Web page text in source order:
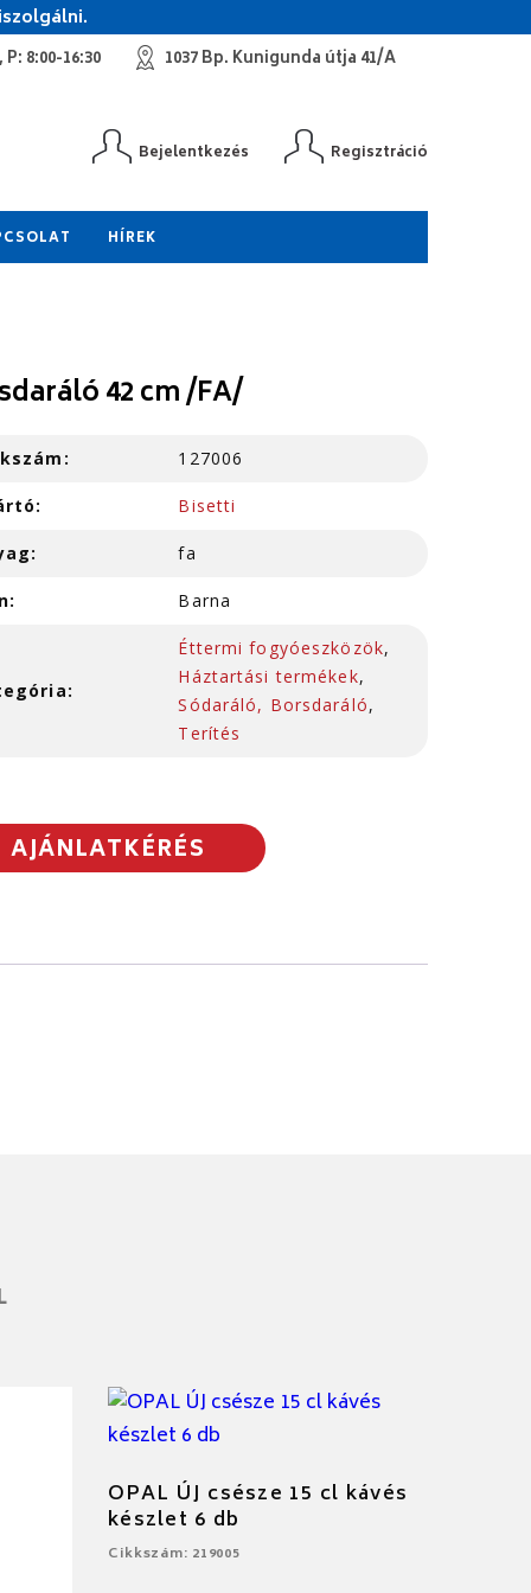
8:00-16:30 1037 Bp. Kunigunda útja 41/A
Bejelentkezés Regisztráció
HÍREK
42 cm /FA/
127006
Bisetti
fa
Barna
Éttermi fogyóeszközök,
Háztartási termékek,
Sódaráló, Borsdaráló,
Terítés
AJÁNLATKÉRÉS
OPAL ÚJ csésze 15 cl kávés
készlet 6 db
Cikkszám: 219005